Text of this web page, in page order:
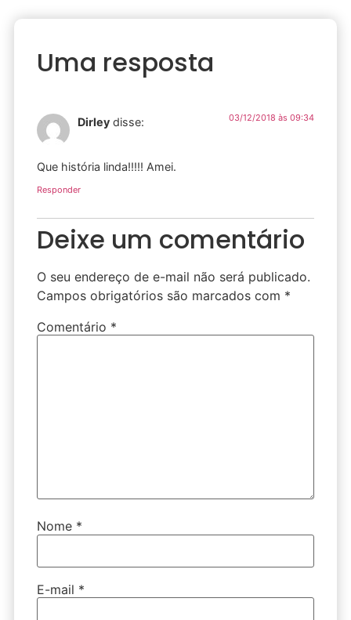
Uma resposta
Dirley disse: 03/12/2018 às 09:34
Que história linda!!!!! Amei.
Responder
Deixe um comentário
O seu endereço de e-mail não será publicado.
Campos obrigatórios são marcados com *
Comentário *
Nome *
E-mail *